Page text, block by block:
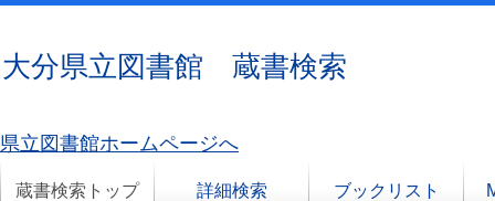
大分県立図書館 蔵書検索
県立図書館ホームページへ
蔵書検索トップ 詳細検索 ブックリスト